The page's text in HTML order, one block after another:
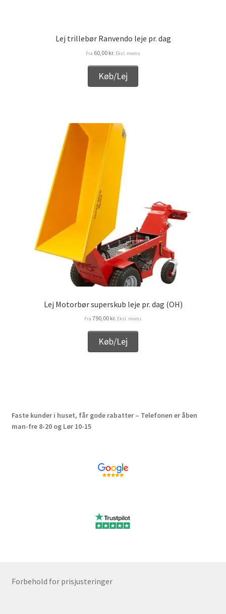
Lej trillebør Ranvendo leje pr. dag
Fra 60,00 kr. Eksl. moms
Køb/Lej
Lej Motorbør superskub leje pr. dag (OH)
Fra 790,00 kr. Eksl. moms
Køb/Lej
Faste kunder i huset, får gode rabatter – Telefonen er åben
man-fre 8-20 og Lør 10-15
Forbehold for prisjusteringer